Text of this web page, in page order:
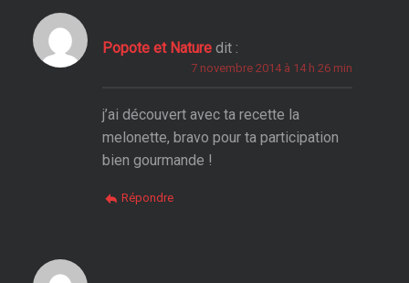
Popote et Nature dit :
7 novembre 2014 à 14 h 26 min
j’ai découvert avec ta recette la
melonette, bravo pour ta participation
bien gourmande !
Répondre